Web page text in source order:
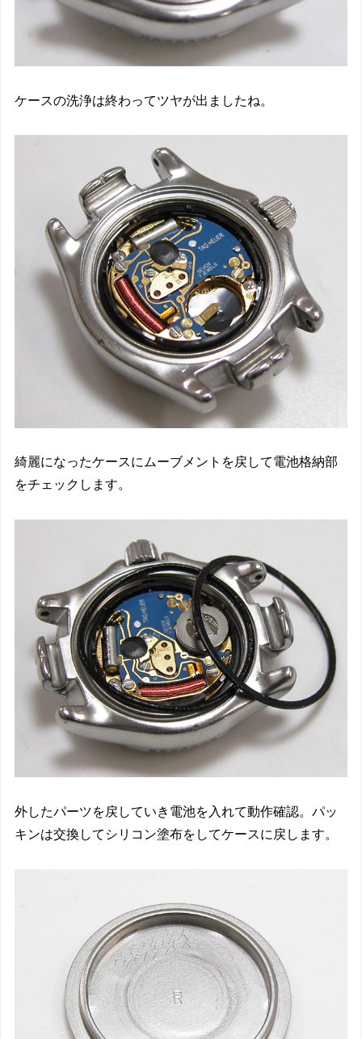
ケースの洗浄は終わってツヤが出ましたね。
綺麗になったケースにムーブメントを戻して電池格納部
をチェックします。
外したパーツを戻していき電池を入れて動作確認。パッ
キンは交換してシリコン塗布をしてケースに戻します。